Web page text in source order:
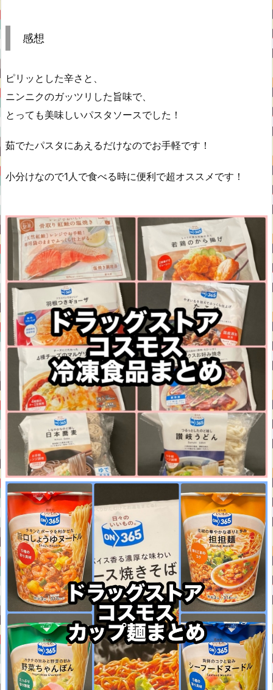
感想
ピリッとした辛さと、
ニンニクのガッツリした旨味で、
とっても美味しいパスタソースでした！
茹でたパスタにあえるだけなのでお手軽です！
小分けなので1人で食べる時に便利で超オススメです！